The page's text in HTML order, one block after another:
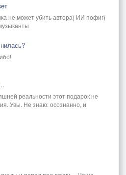
не может убить автора) ИИ пофиг)
реальности этот подарок не
Увы. Не знаю: осознанно, и